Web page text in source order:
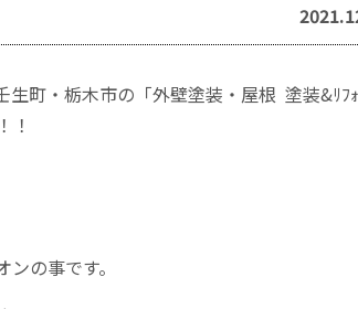
生町・栃木市の「外壁塗装・屋根 塗装&ﾘﾌ
！
の事です。